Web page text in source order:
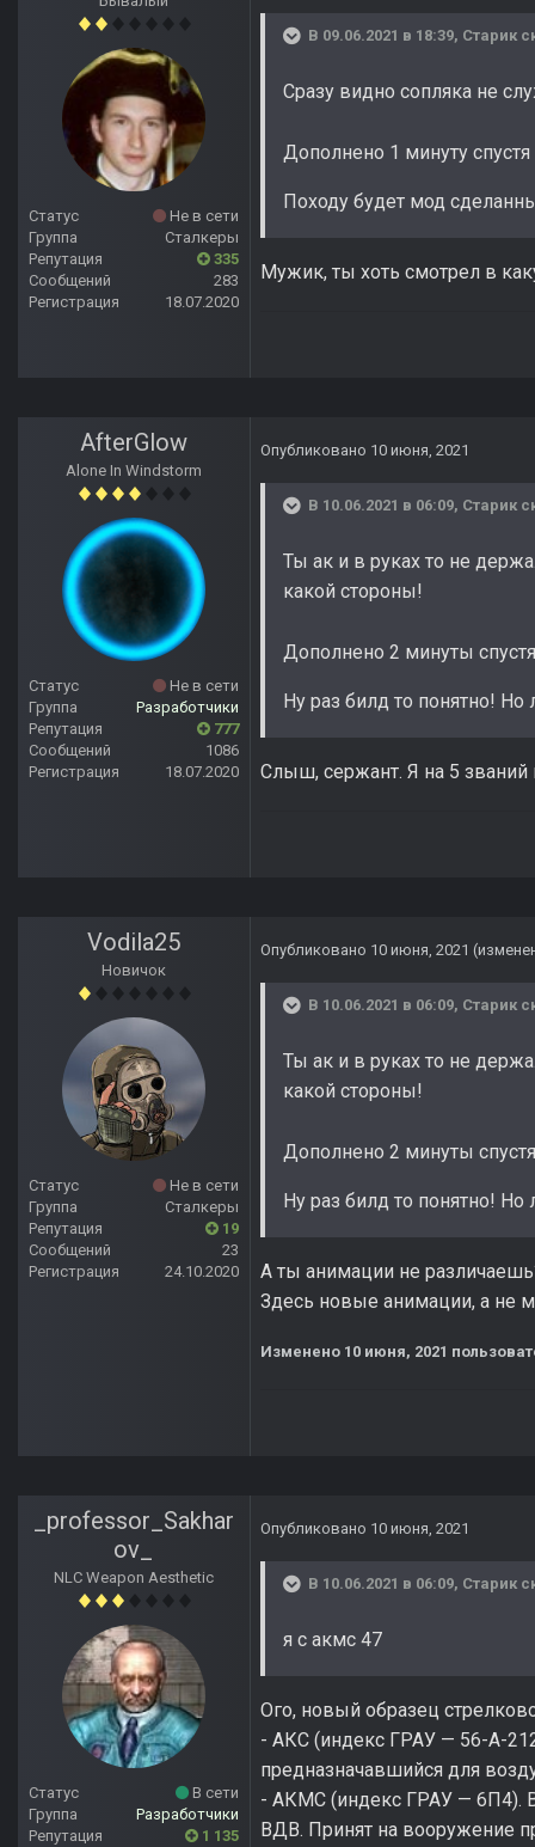
Статус
Не в сети
Группа
Сталкеры
Репутация
335
Сообщений
283
Регистрация
18.07.2020
В 09.06.2021 в 18:39, Старик
Сразу видно сопляка не
Дополнено 1 минуту спустя
Походу будет мод
Мужик, ты хоть смотрел в
AfterGlow
Alone In Windstorm
Статус
Не в сети
Группа
Разработчики
Репутация
777
Сообщений
1086
Регистрация
18.07.2020
Опубликовано 10 июня, 2021
В 10.06.2021 в 06:09, Старик
Ты ак и в руках то не
какой стороны!
Дополнено 2 минуты спустя
Ну раз билд то понятно! Но
Слыш, сержант. Я на 5
Vodila25
Новичок
Статус
Не в сети
Группа
Сталкеры
Репутация
19
Сообщений
23
Регистрация
24.10.2020
Опубликовано 10 июня, 2021
В 10.06.2021 в 06:09, Старик
Ты ак и в руках то не
какой стороны!
Дополнено 2 минуты спустя
Ну раз билд то понятно! Но
А ты анимации не
Здесь новые анимации, а не
Изменено 10 июня, 2021
_professor_Sakhar
ov_
NLC Weapon Aesthetic
Статус
В сети
Группа
Разработчики
Репутация
1 135
Опубликовано 10 июня, 2021
В 10.06.2021 в 06:09, Старик
я с акмс 47
Ого, новый образец
- АКС (индекс ГРАУ — 56-А-
предназначавшийся для
- АКМС (индекс ГРАУ — 6П4).
ВДВ. Принят на вооружение